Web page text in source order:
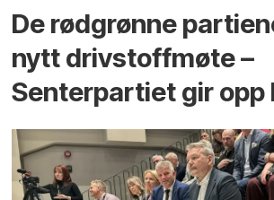
De rødgrønne
nytt drivstoffmøte –
Senterpartiet gir opp